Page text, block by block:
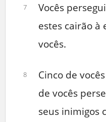
7
Vocês
estes cairão à
vocês.
8
Cinco de
de vocês
seus inimigos